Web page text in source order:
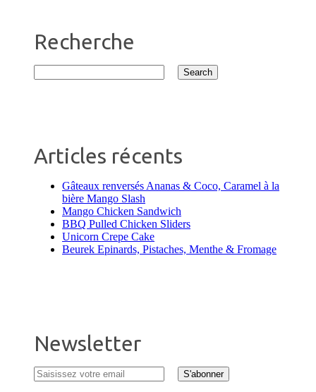
Recherche
Articles récents
Gâteaux renversés Ananas & Coco, Caramel à la
bière Mango Slash
Mango Chicken Sandwich
BBQ Pulled Chicken Sliders
Unicorn Crepe Cake
Beurek Epinards, Pistaches, Menthe & Fromage
Newsletter